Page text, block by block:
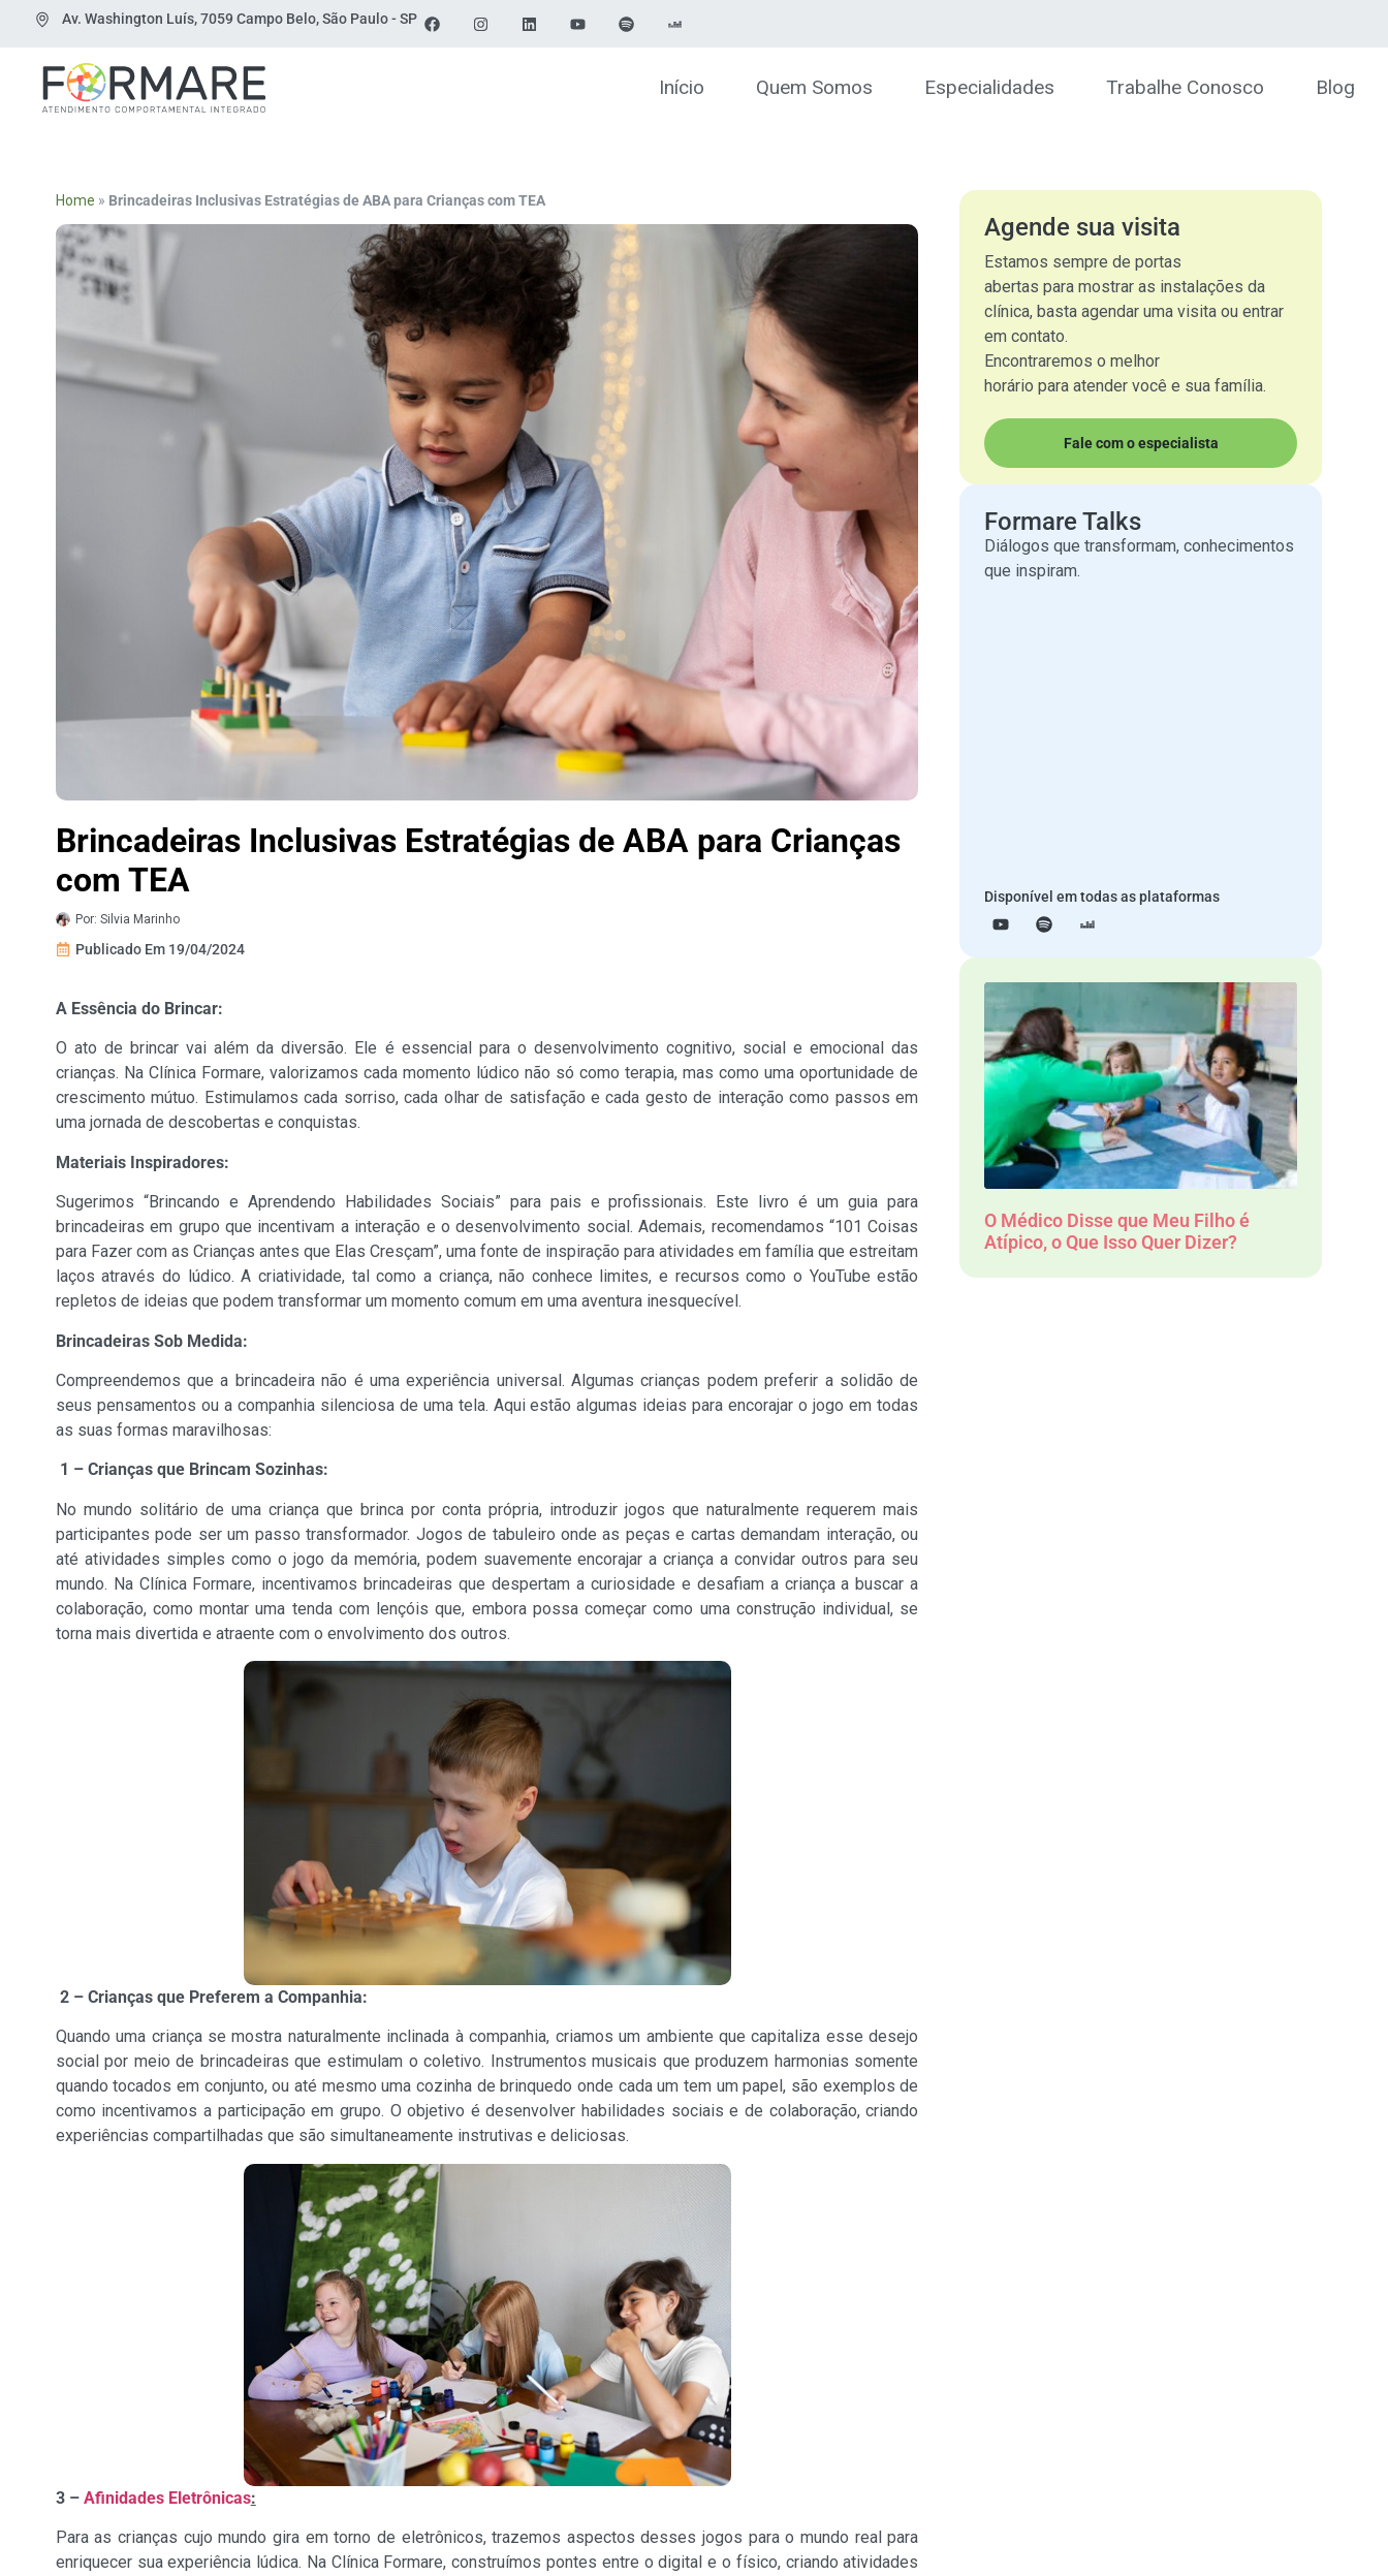
Av. Washington Luís, 7059 Campo Belo, São Paulo - SP
Início Quem Somos Especialidades Trabalhe Conosco Blog
Home » Brincadeiras Inclusivas Estratégias de ABA para Crianças com TEA
Brincadeiras Inclusivas Estratégias de ABA para Crianças
com TEA
Por: Silvia Marinho
Publicado Em 19/04/2024
A Essência do Brincar:
O ato de brincar vai além da diversão. Ele é essencial para o desenvolvimento cognitivo, social e emocional das
crianças. Na Clínica Formare, valorizamos cada momento lúdico não só como terapia, mas como uma oportunidade de
crescimento mútuo. Estimulamos cada sorriso, cada olhar de satisfação e cada gesto de interação como passos em
uma jornada de descobertas e conquistas.
Materiais Inspiradores:
Sugerimos “Brincando e Aprendendo Habilidades Sociais” para pais e profissionais. Este livro é um guia para
brincadeiras em grupo que incentivam a interação e o desenvolvimento social. Ademais, recomendamos “101 Coisas
para Fazer com as Crianças antes que Elas Cresçam”, uma fonte de inspiração para atividades em família que estreitam
laços através do lúdico. A criatividade, tal como a criança, não conhece limites, e recursos como o YouTube estão
repletos de ideias que podem transformar um momento comum em uma aventura inesquecível.
Brincadeiras Sob Medida:
Compreendemos que a brincadeira não é uma experiência universal. Algumas crianças podem preferir a solidão de
seus pensamentos ou a companhia silenciosa de uma tela. Aqui estão algumas ideias para encorajar o jogo em todas
as suas formas maravilhosas:
1 – Crianças que Brincam Sozinhas:
No mundo solitário de uma criança que brinca por conta própria, introduzir jogos que naturalmente requerem mais
participantes pode ser um passo transformador. Jogos de tabuleiro onde as peças e cartas demandam interação, ou
até atividades simples como o jogo da memória, podem suavemente encorajar a criança a convidar outros para seu
mundo. Na Clínica Formare, incentivamos brincadeiras que despertam a curiosidade e desafiam a criança a buscar a
colaboração, como montar uma tenda com lençóis que, embora possa começar como uma construção individual, se
torna mais divertida e atraente com o envolvimento dos outros.
2 – Crianças que Preferem a Companhia:
Quando uma criança se mostra naturalmente inclinada à companhia, criamos um ambiente que capitaliza esse desejo
social por meio de brincadeiras que estimulam o coletivo. Instrumentos musicais que produzem harmonias somente
quando tocados em conjunto, ou até mesmo uma cozinha de brinquedo onde cada um tem um papel, são exemplos de
como incentivamos a participação em grupo. O objetivo é desenvolver habilidades sociais e de colaboração, criando
experiências compartilhadas que são simultaneamente instrutivas e deliciosas.
3 – Afinidades Eletrônicas:
Para as crianças cujo mundo gira em torno de eletrônicos, trazemos aspectos desses jogos para o mundo real para
enriquecer sua experiência lúdica. Na Clínica Formare, construímos pontes entre o digital e o físico, criando atividades
Agende sua visita
Estamos sempre de portas
abertas para mostrar as instalações da
clínica, basta agendar uma visita ou entrar
em contato.
Encontraremos o melhor
horário para atender você e sua família.
Fale com o especialista
Formare Talks
Diálogos que transformam, conhecimentos
que inspiram.
Disponível em todas as plataformas
O Médico Disse que Meu Filho é
Atípico, o Que Isso Quer Dizer?